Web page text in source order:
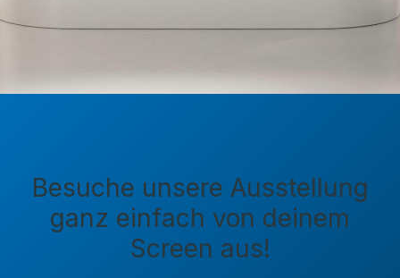
Besuche unsere Ausstellung
ganz einfach von deinem
Screen aus!